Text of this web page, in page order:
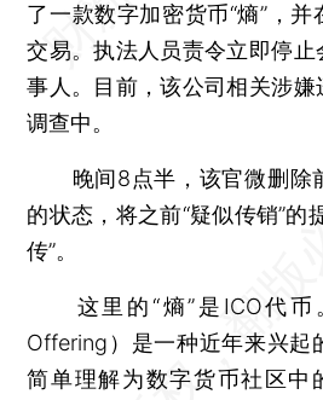
了一款数字加密货币“熵”，
交易。执法人员责令立即停
事人。目前，该公司相关涉
调查中。
晚间8点半，该官微删除
的状态，将之前“疑似传销”的
传”。
这里的“熵”是ICO代币
Offering）是一种近年来兴起
简单理解为数字货币社区中